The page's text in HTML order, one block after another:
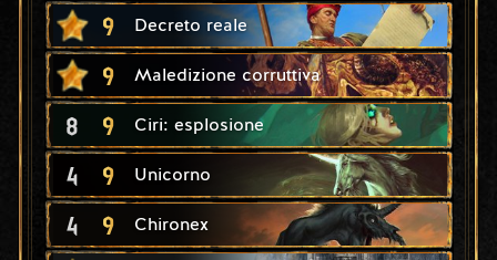
9 Decreto reale
9 Maledizione corruttiva
8 9 Ciri: esplosione
4 9 Unicorno
4 9 Chironex